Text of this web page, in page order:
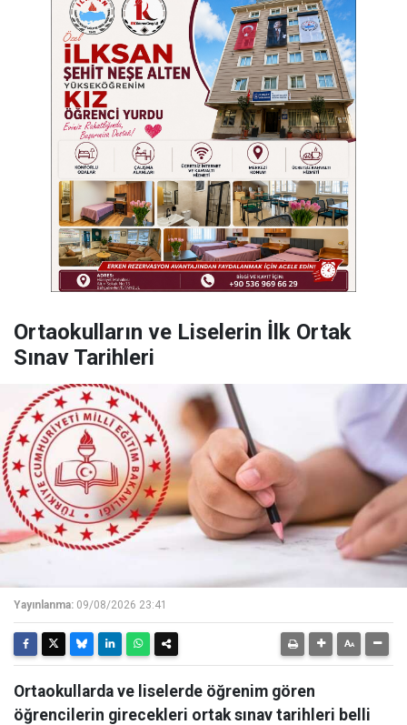
Ortaokulların ve Liselerin İlk Ortak
Sınav Tarihleri
Yayınlanma: 09/08/2026 23:41
Ortaokullarda ve liselerde öğrenim gören
öğrencilerin girecekleri ortak sınav tarihleri belli